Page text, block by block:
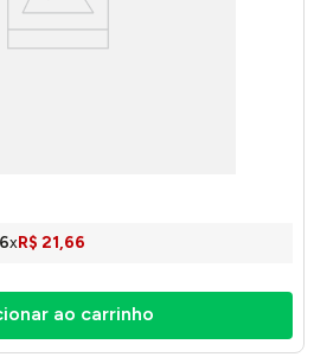
Sortido RB26240 - Up
6xR$ 21,66
ao carrinho